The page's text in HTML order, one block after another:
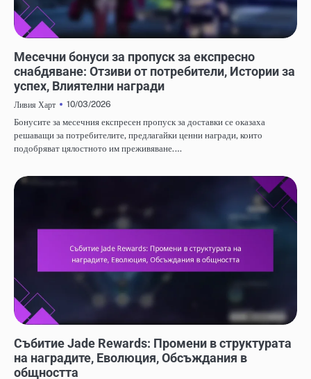
Месечни бонуси за пропуск за експресно
снабдяване: Отзиви от потребители, Истории за
успех, Влиятелни награди
Ливия Харт
10/03/2026
Бонусите за месечния експресен пропуск за доставки се оказаха
решаващи за потребителите, предлагайки ценни награди, които
подобряват цялостното им преживяване.…
Събитие Jade Rewards: Промени в структурата
на наградите, Еволюция, Обсъждания в
общността